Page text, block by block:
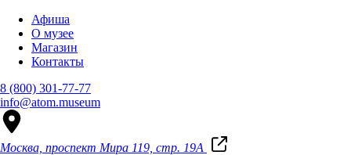
Афиша
О музее
Магазин
Контакты
8 (800) 301-77-77
info@atom.museum
Москва, проспект Мира 119, стр. 19А